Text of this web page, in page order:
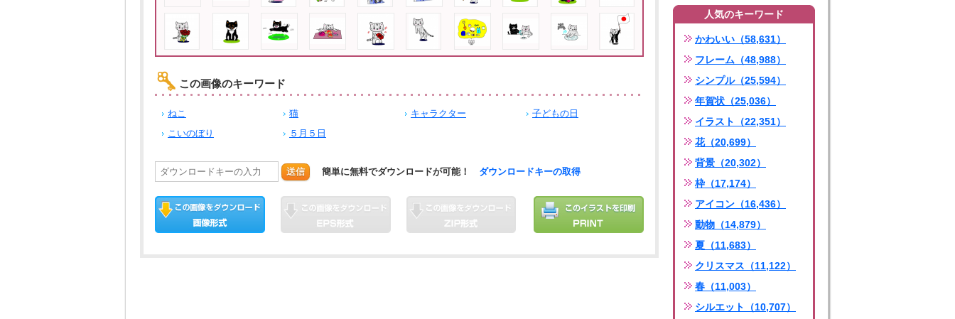
この画像のキーワード
ねこ 猫 キャラクター
子どもの日
こいのぼり
５月５日
送信 簡単に無料でダウンロードが可能！ ダウンロードキーの取得
人気のキーワード
かわいい（58,631）
フレーム（48,988）
シンプル（25,594）
年賀状（25,036）
イラスト（22,351）
花（20,699）
背景（20,302）
枠（17,174）
アイコン（16,436）
動物（14,879）
夏（11,683）
クリスマス（11,122）
春（11,003）
シルエット（10,707）